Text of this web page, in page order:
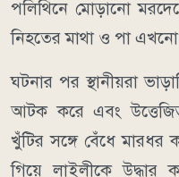
পলিথিনে মোড়ানো
নিহতের মাথা ও পা এখনো
ঘটনার পর স্থানীয়রা
আটক করে এবং
খুঁটির সঙ্গে বেঁধে মারধর
গিয়ে লাইলীকে উদ্ধার